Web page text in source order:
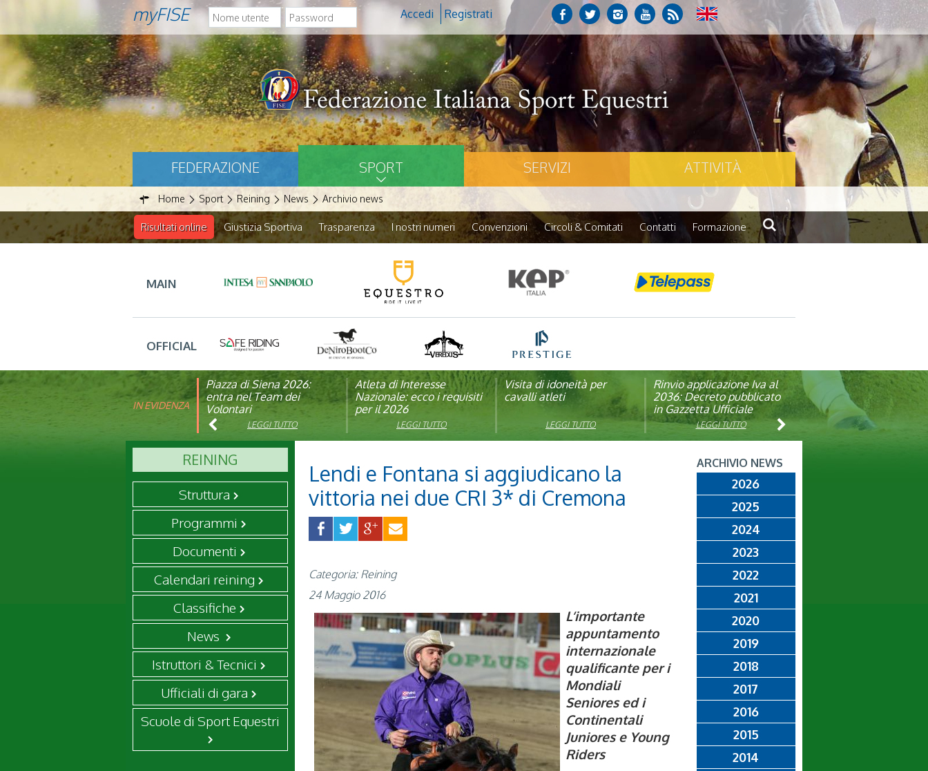
myFISE Accedi Registrati
FEDERAZIONE SPORT SERVIZI ATTIVITÀ
Home Sport Reining News Archivio news
Risultati online Giustizia Sportiva Trasparenza I nostri numeri Convenzioni Circoli & Comitati Contatti Formazione
MAIN
OFFICIAL
IN EVIDENZA
Piazza di Siena 2026:
entra nel Team dei
Volontari
LEGGI TUTTO
Atleta di Interesse
Nazionale: ecco i requisiti
per il 2026
LEGGI TUTTO
Visita di idoneità per
cavalli atleti
LEGGI TUTTO
Rinvio applicazione Iva al
2036: Decreto pubblicato
in Gazzetta Ufficiale
LEGGI TUTTO
FISE: aperta la Campagna
affiliazione 2026
LEGGI TUTTO
Natale con la FISE: al via
la nona edizione
dell’iniziativa solidale della
Federazione Italiana Sport
LEGGI TUTTO
Studente Atleta di alto
livello: pubblicato il bando
per l’anno scolastico
2025/2026LEGGI TUTTO
Visita veterinaria annuale
LEGGI TUTTO
REINING
Struttura
Programmi
Documenti
Calendari reining
Classifiche
News
Istruttori & Tecnici
Ufficiali di gara
Scuole di Sport Equestri
Lendi e Fontana si aggiudicano la
vittoria nei due CRI 3* di Cremona
Categoria: Reining
24 Maggio 2016
L’importante
appuntamento
internazionale
qualificante per i
Mondiali
Seniores ed i
Continentali
Juniores e Young
Riders
ARCHIVIO NEWS
2026
2025
2024
2023
2022
2021
2020
2019
2018
2017
2016
2015
2014